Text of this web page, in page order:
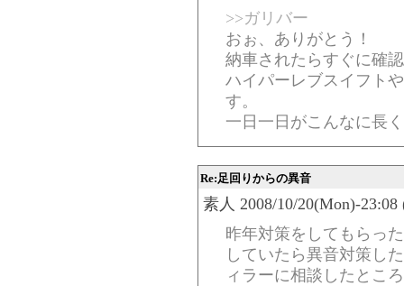
>>ガリバー
おぉ、ありがとう！
納車されたらすぐに確
ハイパーレブスイフト
す。
一日一日がこんなに長
Re:足回りからの異音
素人 2008/10/20(Mon)-23:08
昨年対策をしてもらっ
していたら異音対策し
ィラーに相談したとこ